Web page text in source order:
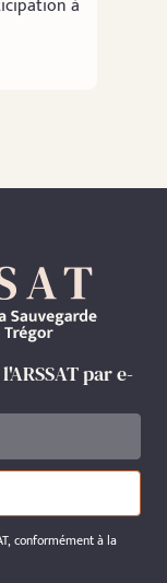
par e-
conformément à la